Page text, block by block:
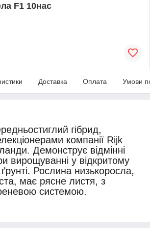
F1 10нас
Доставка Оплата Умови
гібрид,
компанії Rijk
Демонструє відмінні
вирощуванні у відкритому
Рослина низькоросла,
має рясне листя, з
системою.